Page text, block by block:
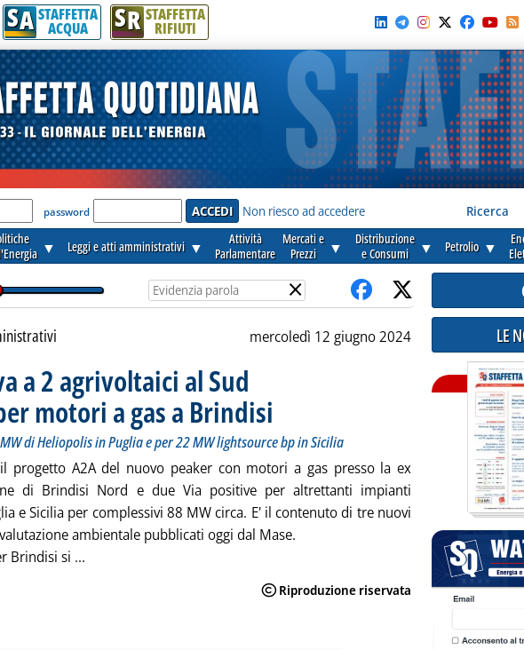
la notizia.
SA STAFFETTA
ACQUA SR STAFFETTA
RIFIUTI
per accedere'
password Non riesco ad accedere Ricerca
▼ Leggi e atti amministrativi ▼
Attività
Parlamentare
Mercati e
Prezzi
▼
Distribuzione
e Consumi
▼ Petrolio ▼
×
mercoledì 12 giugno 2024
a 2 agrivoltaici al Sud
motori a gas a Brindisi
di Heliopolis in Puglia e per 22 MW lightsource bp in Sicilia
progetto A2A del nuovo peaker con motori a gas presso la ex
di Brindisi Nord e due Via positive per altrettanti impianti
e Sicilia per complessivi 88 MW circa. E' il contenuto di tre nuovi
ambientale pubblicati oggi dal Mase.
Brindisi si ...
LE